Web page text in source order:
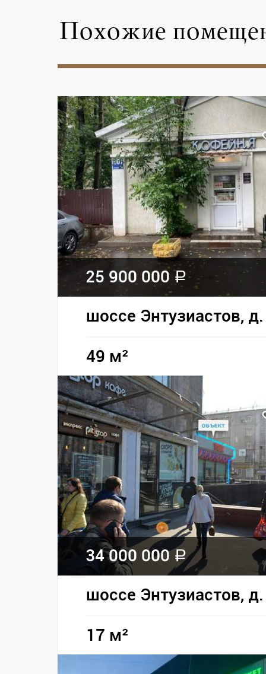
Похожие
25 900 000a
шоссе Энтузиастов,
49 м²
34 000 000a
шоссе Энтузиастов,
17 м²